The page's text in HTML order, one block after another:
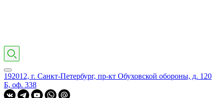
192012, г. Санкт-Петербург, пр-кт Обуховской обороны, д. 120
Б, оф. 338